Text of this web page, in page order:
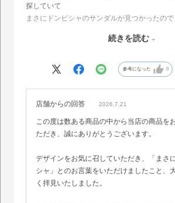
探していて
まさにドンピシャのサンダルが見つかったの
サイズもしっかり測って選んだので大丈夫でし
少し予想していましたが、悲しかったです…
でもどうしても履きたいので、靴下を履いて履
したいと思います。
続きを読む
参考になった 0
店舗からの回答 2026.7.21
この度は数ある商品の中から当店の商品を
ただき、誠にありがとうございます。
デザインをお気に召していただき、「まさ
シャ」とのお言葉をいただけましたこと、
く拝見いたしました。